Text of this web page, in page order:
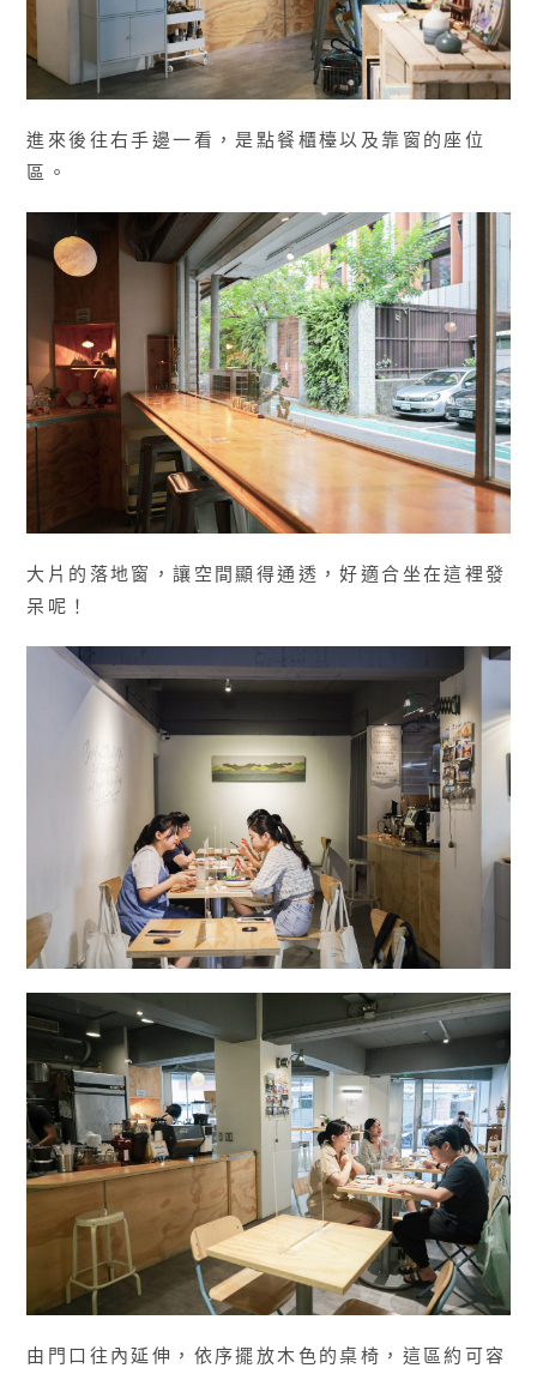
進來後往右手邊一看，是點餐櫃檯以及靠窗的座位
區。
大片的落地窗，讓空間顯得通透，好適合坐在這裡發
呆呢！
由門口往內延伸，依序擺放木色的桌椅，這區約可容